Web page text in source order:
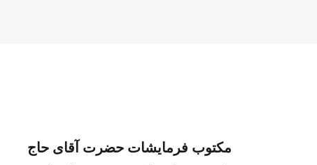
مکتوب فرمایشات حضرت آقای حاج